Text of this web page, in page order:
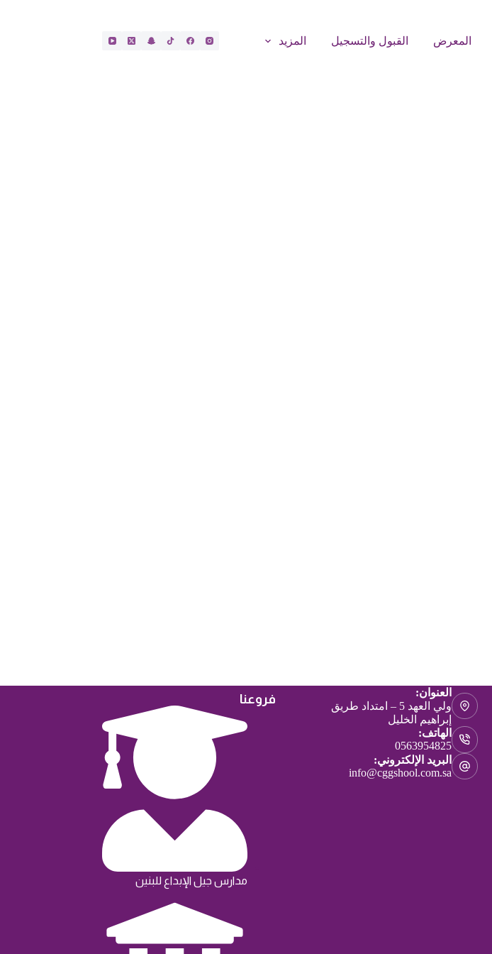
المعرض القبول والتسجيل المزيد
العنوان:
ولي العهد 5 – امتداد طريق
إبراهيم الخليل
الهاتف:
0563954825
البريد الإلكتروني:
info@cggshool.com.sa
فروعنا
مدارس جيل الإبداع للبنين